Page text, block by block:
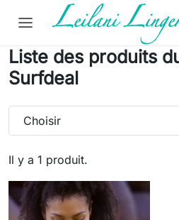
Liste des produits
Surfdeal
Il y a 1 produit.
Choisir